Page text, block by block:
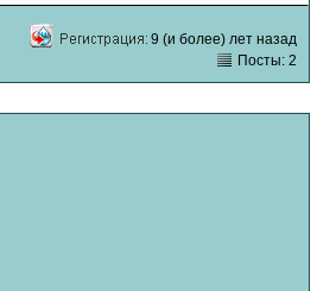
9 (и более) лет назад
Посты: 2